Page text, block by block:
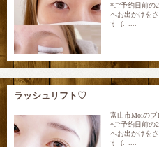
*ご予約日前の
へお出かけを
す_(._....
ラッシュリフト♡
富山市Moiの
*ご予約日前の
へお出かけを
す_(._....